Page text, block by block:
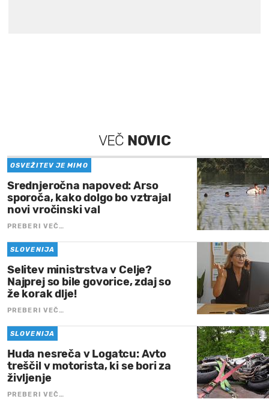
VEČ NOVIC
OSVEŽITEV JE MIMO
Srednjeročna napoved: Arso
sporoča, kako dolgo bo vztrajal
novi vročinski val
PREBERI VEČ…
SLOVENIJA
Selitev ministrstva v Celje?
Najprej so bile govorice, zdaj so
že korak dlje!
PREBERI VEČ…
SLOVENIJA
Huda nesreča v Logatcu: Avto
treščil v motorista, ki se bori za
življenje
PREBERI VEČ…